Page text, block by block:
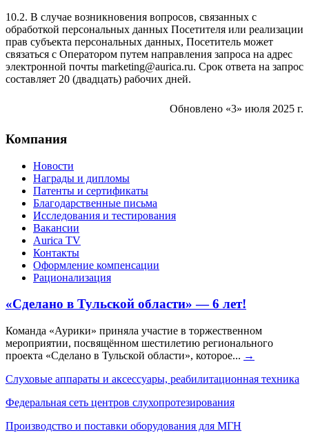
10.2. В случае возникновения вопросов, связанных с
обработкой персональных данных Посетителя или реализации
прав субъекта персональных данных, Посетитель может
связаться с Оператором путем направления запроса на адрес
электронной почты marketing@aurica.ru. Срок ответа на запрос
составляет 20 (двадцать) рабочих дней.
Обновлено «3» июля 2025 г.
Компания
Новости
Награды и дипломы
Патенты и сертификаты
Благодарственные письма
Исследования и тестирования
Вакансии
Aurica TV
Контакты
Оформление компенсации
Рационализация
«Сделано в Тульской области» — 6 лет!
Команда «Аурики» приняла участие в торжественном
мероприятии, посвящённом шестилетию регионального
проекта «Сделано в Тульской области», которое... →
Слуховые аппараты и аксессуары, реабилитационная техника
Федеральная сеть центров слухопротезирования
Производство и поставки оборудования для МГН